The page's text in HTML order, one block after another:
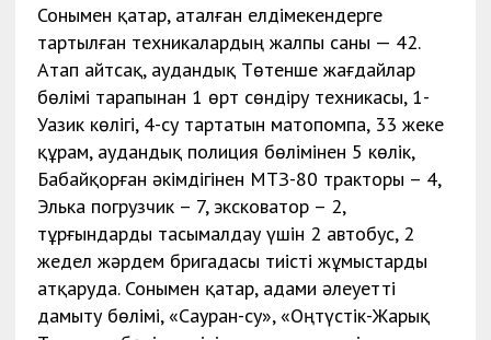
Сонымен қатар, аталған елдімекендерге
тартылған техникалардың жалпы саны — 42.
Атап айтсақ, аудандық Төтенше жағдайлар
бөлімі тарапынан 1 өрт сөндіру техникасы, 1-
Уазик көлігі, 4-су тартатын матопомпа, 33 жеке
құрам, аудандық полиция бөлімінен 5 көлік,
Бабайқорған әкімдігінен МТЗ-80 тракторы – 4,
Элька погрузчик – 7, эксковатор – 2,
тұрғындарды тасымалдау үшін 2 автобус, 2
жедел жәрдем бригадасы тиісті жұмыстарды
атқаруда. Сонымен қатар, адами әлеуетті
дамыту бөлімі, «Сауран-су», «Оңтүстік-Жарық